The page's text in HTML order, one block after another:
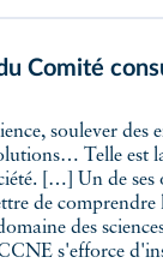
Comité
Telle est
[…] Un de
de comprendre
des
s'efforce